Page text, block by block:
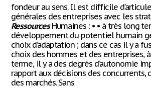
fondeur au sens. Il est difficile
générales des entreprises avec les
RessourcesHumaines : • • à très long
développement du potentiel humain
choix d’adaptation ; dans ce cas il y a
choix des hommes et des entreprises,
terme, il y a des degrés d’autonomie
rapport aux décisions des concurrents,
des marchés. Sans